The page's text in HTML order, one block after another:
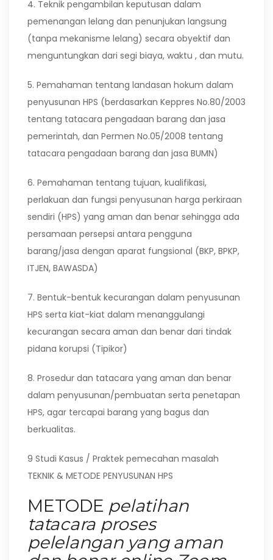
4. Teknik pengambilan keputusan dalam
pemenangan lelang dan penunjukan langsung
(tanpa mekanisme lelang) secara obyektif dan
menguntungkan dari segi biaya, waktu , dan mutu.
5. Pemahaman tentang landasan hokum dalam
penyusunan HPS (berdasarkan Keppres No.80/2003
tentang tatacara pengadaan barang dan jasa
pemerintah, dan Permen No.05/2008 tentang
tatacara pengadaan barang dan jasa BUMN)
6. Pemahaman tentang tujuan, kualifikasi,
perlakuan dan fungsi penyusunan harga perkiraan
sendiri (HPS) yang aman dan benar sehingga ada
persamaan persepsi antara pengguna
barang/jasa dengan aparat fungsional (BKP, BPKP,
ITJEN, BAWASDA)
7. Bentuk-bentuk kecurangan dalam penyusunan
HPS serta kiat-kiat dalam menanggulangi
kecurangan secara aman dan benar dari tindak
pidana korupsi (Tipikor)
8. Prosedur dan tatacara yang aman dan benar
dalam penyusunan/pembuatan serta penetapan
HPS, agar tercapai barang yang bagus dan
berkualitas.
9 Studi Kasus / Praktek pemecahan masalah
TEKNIK & METODE PENYUSUNAN HPS
METODE pelatihan
tatacara proses
pelelangan yang aman